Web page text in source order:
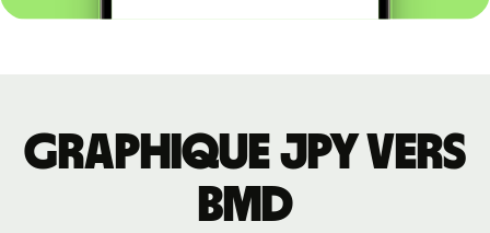
Graphique JPY vers
BMD